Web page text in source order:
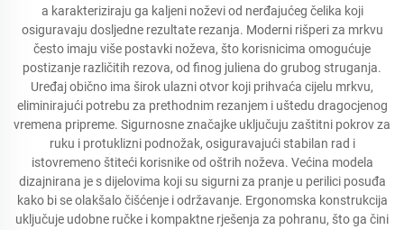
a karakteriziraju ga kaljeni noževi od nerđajućeg čelika koji
osiguravaju dosljedne rezultate rezanja. Moderni rišperi za mrkvu
često imaju više postavki noževa, što korisnicima omogućuje
postizanje različitih rezova, od finog juliena do grubog struganja.
Uređaj obično ima širok ulazni otvor koji prihvaća cijelu mrkvu,
eliminirajući potrebu za prethodnim rezanjem i uštedu dragocjenog
vremena pripreme. Sigurnosne značajke uključuju zaštitni pokrov za
ruku i protuklizni podnožak, osiguravajući stabilan rad i
istovremeno štiteći korisnike od oštrih noževa. Većina modela
dizajnirana je s dijelovima koji su sigurni za pranje u perilici posuđa
kako bi se olakšalo čišćenje i održavanje. Ergonomska konstrukcija
uključuje udobne ručke i kompaktne rješenja za pohranu, što ga čini